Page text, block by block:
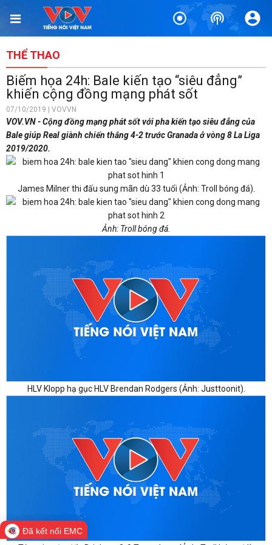
THỂ THAO
Biếm họa 24h: Bale kiến tạo “siêu đẳng”
khiến cộng đồng mạng phát sốt
07/10/2019 | VOVVN
VOV.VN - Cộng đồng mạng phát sốt với pha kiến tạo siêu đẳng của
Bale giúp Real giành chiến thắng 4-2 trước Granada ở vòng 8 La Liga
2019/2020.
James Milner thi đấu sung mãn dù 33 tuổi (Ảnh: Troll bóng đá).
Ảnh: Troll bóng đá.
HLV Klopp hạ gục HLV Brendan Rodgers (Ảnh: Justtoonit).
Đã kết nối EMC